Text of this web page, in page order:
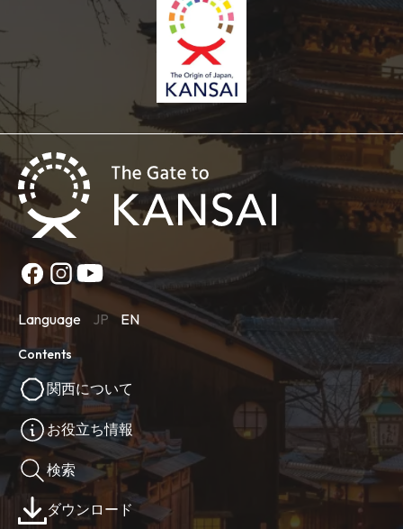
Language JP EN
Contents
関西について
お役立ち情報
検索
ダウンロード